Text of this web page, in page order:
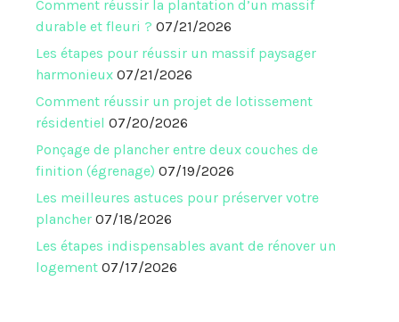
Comment réussir la plantation d’un massif
durable et fleuri ? 07/21/2026
Les étapes pour réussir un massif paysager
harmonieux 07/21/2026
Comment réussir un projet de lotissement
résidentiel 07/20/2026
Ponçage de plancher entre deux couches de
finition (égrenage) 07/19/2026
Les meilleures astuces pour préserver votre
plancher 07/18/2026
Les étapes indispensables avant de rénover un
logement 07/17/2026